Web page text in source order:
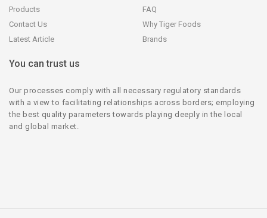
Products
Contact Us
Latest Article
FAQ
Why Tiger Foods
Brands
You can trust us
Our processes comply with all necessary regulatory standards
with a view to facilitating relationships across borders; employing
the best quality parameters towards playing deeply in the local
and global market.